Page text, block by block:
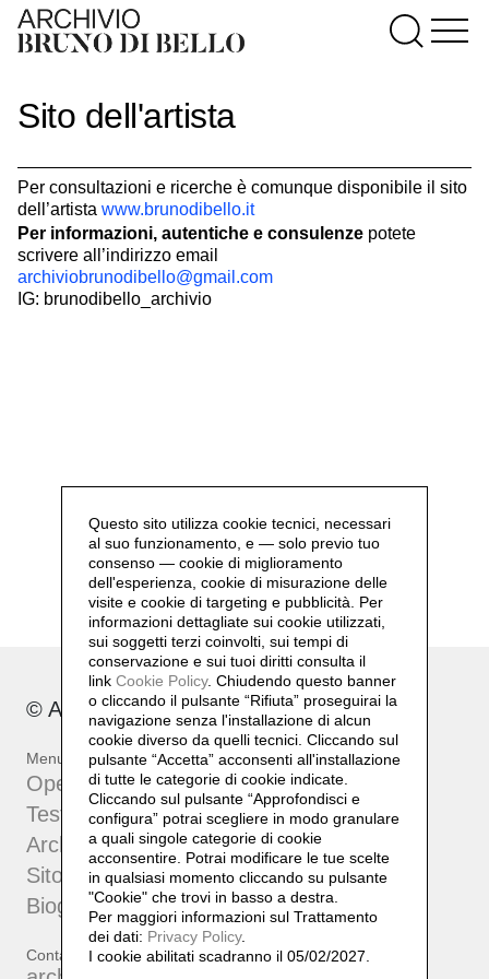
Sito dell'artista
Per consultazioni e ricerche è comunque disponibile il sito
dell’artista www.brunodibello.it
Per informazioni, autentiche e consulenze potete
scrivere all’indirizzo email
archiviobrunodibello@gmail.com
IG: brunodibello_archivio
© Archivio Bruno Di Bello 2023
Menu
Opere
Testi e approfondimenti
Archivio
Sito dell'artista
Biografia
Contatti
Questo sito utilizza cookie tecnici, necessari
al suo funzionamento, e — solo previo tuo
consenso — cookie di miglioramento
dell'esperienza, cookie di misurazione delle
visite e cookie di targeting e pubblicità. Per
informazioni dettagliate sui cookie utilizzati,
sui soggetti terzi coinvolti, sui tempi di
conservazione e sui tuoi diritti consulta il
link Cookie Policy. Chiudendo questo banner
o cliccando il pulsante “Rifiuta” proseguirai la
navigazione senza l'installazione di alcun
cookie diverso da quelli tecnici. Cliccando sul
pulsante “Accetta” acconsenti all'installazione
di tutte le categorie di cookie indicate.
Cliccando sul pulsante “Approfondisci e
configura” potrai scegliere in modo granulare
a quali singole categorie di cookie
acconsentire. Potrai modificare le tue scelte
in qualsiasi momento cliccando su pulsante
"Cookie" che trovi in basso a destra.
Per maggiori informazioni sul Trattamento
dei dati: Privacy Policy.
I cookie abilitati scadranno il 05/02/2027.